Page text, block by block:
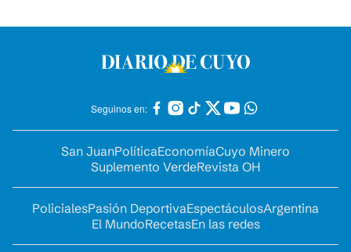
Seguinos en:
San JuanPolíticaEconomíaCuyo Minero
Suplemento VerdeRevista OH
PolicialesPasión DeportivaEspectáculosArgentina
El MundoRecetasEn las redes